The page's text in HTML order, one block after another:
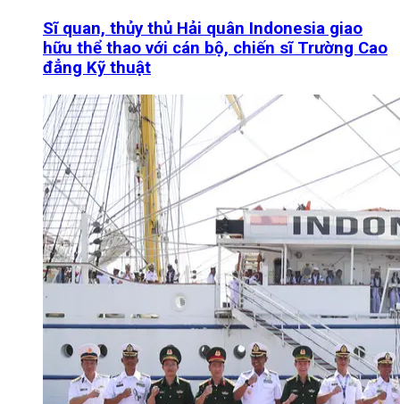
Sĩ quan, thủy thủ Hải quân Indonesia giao
hữu thể thao với cán bộ, chiến sĩ Trường Cao
đẳng Kỹ thuật